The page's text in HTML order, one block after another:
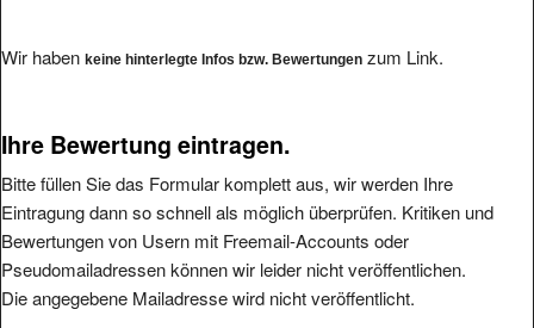
Wir haben keine hinterlegte Infos bzw. Bewertungen zum Link.
Ihre Bewertung eintragen.
Bitte füllen Sie das Formular komplett aus, wir werden Ihre
Eintragung dann so schnell als möglich überprüfen. Kritiken und
Bewertungen von Usern mit Freemail-Accounts oder
Pseudomailadressen können wir leider nicht veröffentlichen.
Die angegebene Mailadresse wird nicht veröffentlicht.